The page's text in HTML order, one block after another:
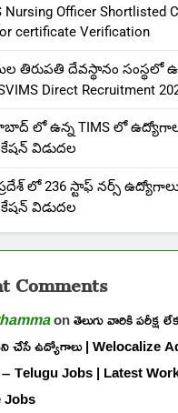
Nursing Officer Shortlisted
certificate Verification
తిరుపతి దేవస్థానం సంస్థలో
Direct Recruitment
లో ఉన్న TIMS లో ఉద్యోగాలు
విడుదల
లో 236 స్టాఫ్ నర్స్ ఉద్యోగాలు
విడుదల
Comments
onతెలుగు వారికి పరీక్ష
చేసే ఉద్యోగాలు | Welocalize
Telugu Jobs | Latest
Jobs